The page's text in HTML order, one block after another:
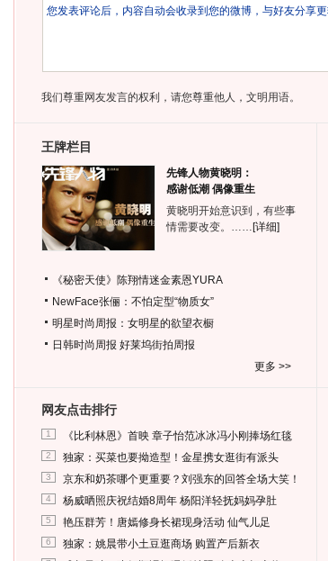
我们尊重网友发言的权利，请您尊重他人，文明用语。
王牌栏目
先锋人物黄晓明：
感谢低潮 偶像重生
黄晓明开始意识到，有些事
情需要改变。…… [详细]
《秘密天使》陈翔情迷金素恩YURA
NewFace张俪：不怕定型“物质女”
明星时尚周报：女明星的欲望衣橱
日韩时尚周报 好莱坞街拍周报
更多 >>
网友点击排行
1 《比利林恩》首映 章子怡范冰冰冯小刚捧场红毯
2 独家：买菜也要拗造型！金星携女逛街有派头
3 京东和奶茶哪个更重要？刘强东的回答全场大笑！
4 杨威晒照庆祝结婚8周年 杨阳洋轻抚妈妈孕肚
5 艳压群芳！唐嫣修身长裙现身活动 仙气儿足
6 独家：姚晨带小土豆逛商场 购置产后新衣